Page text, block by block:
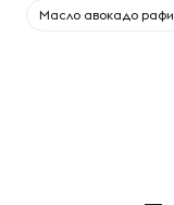
Масло авокадо